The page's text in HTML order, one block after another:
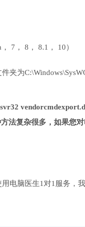
7， 8， 8.1， 10）
夹为
法复杂很多，如果您
电脑医生1对1服务，